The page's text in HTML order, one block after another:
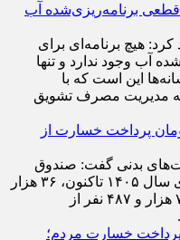
قطعی برنامه‌ریزی‌شده آب
هیچ برنامه‌ای برای
آب وجود ندارد و تنها
این است که با
مدیریت مصرف تشویق
۶۹۵ میلیارد تومان پرداخت خسارت از
بدنی گفت: صندوق
تأمین خسارت‌های بدنی از ابتدای سال ۱۴۰۵ تاکنون، ۳۶ هزار
و ۹۵۰ میلیارد ریال خسارت به ۷ هزار و ۴۸۷ نفر از
پرداخت خسارت مردم؛